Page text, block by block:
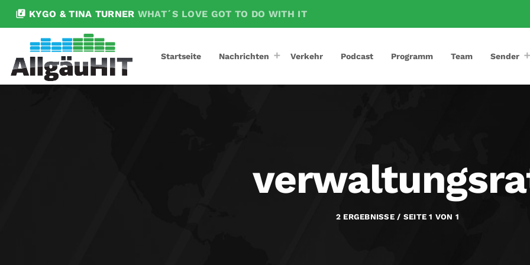
library_music KYGO & TINA TURNER WHAT´S LOVE GOT TO DO WITH IT
Startseite Nachrichten Verkehr Podcast Programm Team Sender
2 ERGEBNISSE / SEITE 1 VON 1